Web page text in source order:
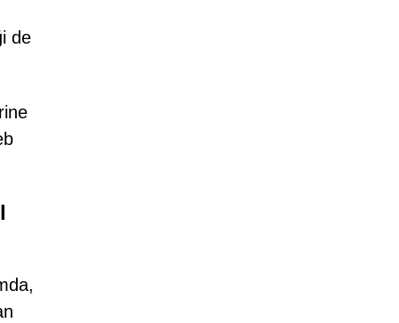
de